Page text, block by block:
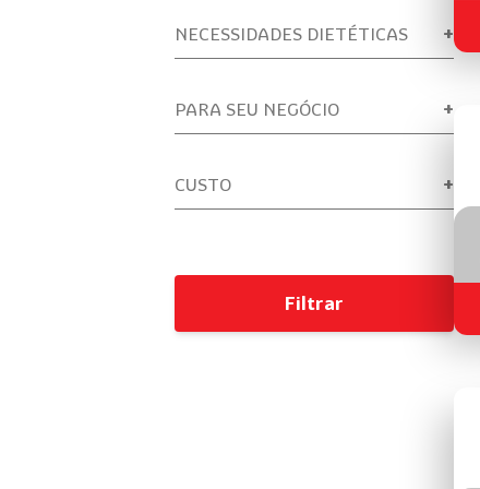
NECESSIDADES DIETÉTICAS
PARA SEU NEGÓCIO
CUSTO
Filtrar